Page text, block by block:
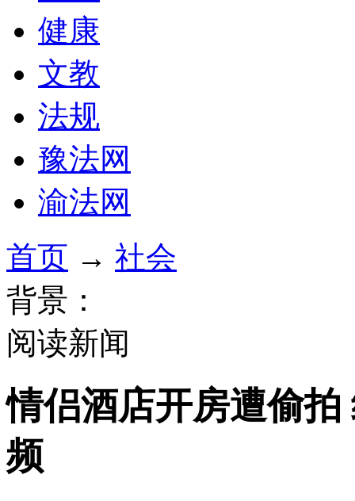
健康
文教
法规
豫法网
渝法网
首页 → 社会
背景：
阅读新闻
情侣酒店开房遭偷
频